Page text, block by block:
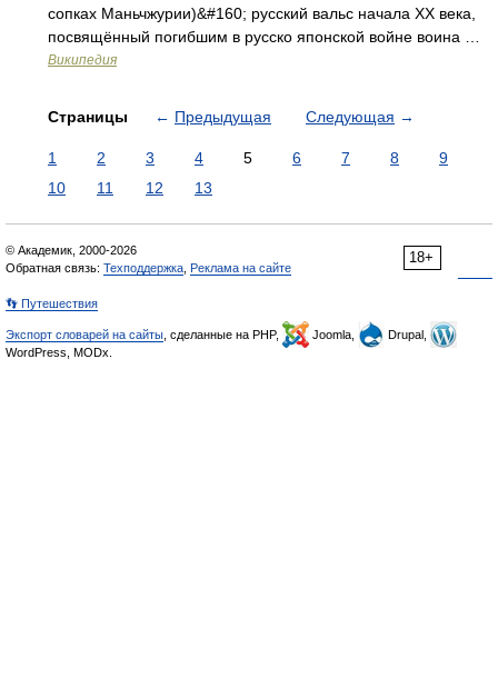
сопках Маньчжурии)&#160; русский вальс начала XX века,
посвящённый погибшим в русско японской войне воина …
Википедия
Страницы ← Предыдущая Следующая →
1 2 3 4 5 6 7 8
9
10
11 12 13
18+
© Академик, 2000-2026
Обратная связь: Техподдержка Реклама на сайте
👣 Путешествия
Экспорт словарей на сайты , сделанные на PHP, Joomla,
Drupal,
WordPress, MODx.